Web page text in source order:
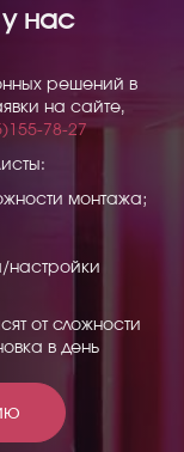
нас
решений в
на сайте,
78-27
монтажа;
настройки
от сложности
в день